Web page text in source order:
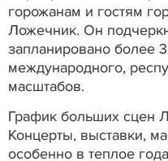
горожанам и гостям
Ложечник. Он
запланировано более
международного,
масштабов.
График больших сцен
Концерты, выставки,
особенно в теплое